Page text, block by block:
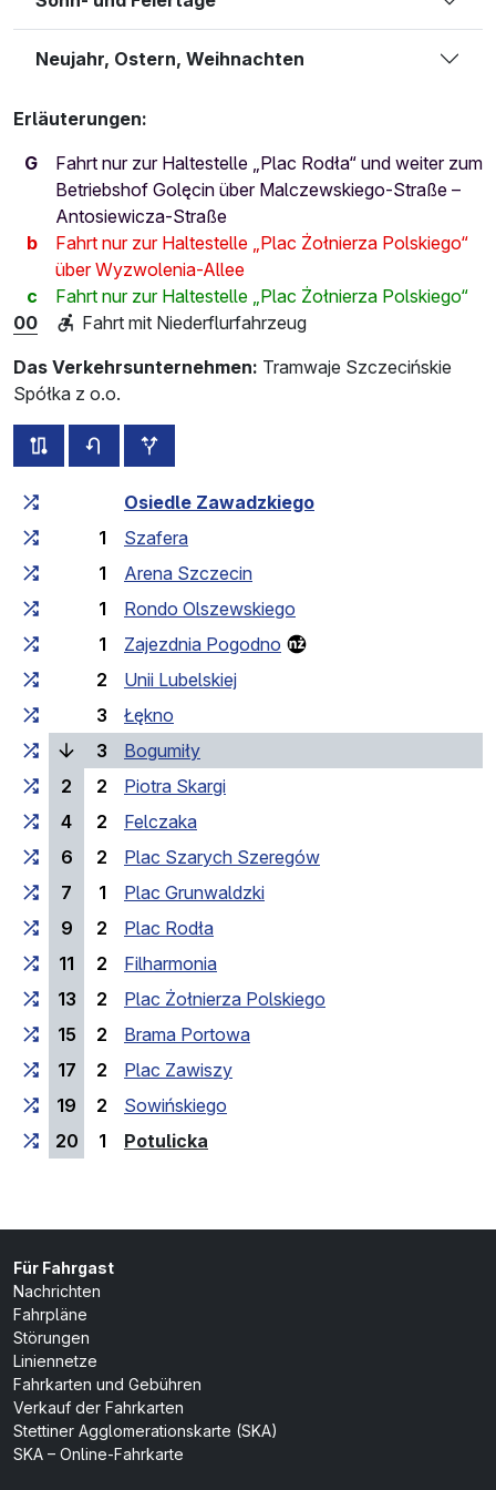
Neujahr, Ostern, Weihnachten
Erläuterungen:
G
Fahrt nur zur Haltestelle „Plac Rodła“ und weiter zum
Betriebshof Golęcin über Malczewskiego-Straße –
Antosiewicza-Straße
b
Fahrt nur zur Haltestelle „Plac Żołnierza Polskiego“
über Wyzwolenia-Allee
c
Fahrt nur zur Haltestelle „Plac Żołnierza Polskiego“
00
Fahrt mit Niederflurfahrzeug
Das Verkehrsunternehmen: Tramwaje Szczecińskie
Spółka z o.o.
alle Strecken dieser Linie
Fahrplan für die Gegenrichtung
Fahrtzeit zunehmend Fahrtzeit zwischen den
Osiedle Zawadzkiego
1
Szafera
1
Arena Szczecin
1
Rondo Olszewskiego
1
Zajezdnia Pogodno
2
Unii Lubelskiej
3
Łękno
3
Bogumiły(laufende Haltestelle)
2
2
Piotra Skargi
4
2
Felczaka
6
2
Plac Szarych Szeregów
7
1
Plac Grunwaldzki
9
2
Plac Rodła
11
2
Filharmonia
13
2
Plac Żołnierza Polskiego
15
2
Brama Portowa
17
2
Plac Zawiszy
19
2
Sowińskiego
20
1 Potulicka
Für Fahrgast
Nachrichten
Fahrpläne
Störungen
Liniennetze
Fahrkarten und Gebühren
Verkauf der Fahrkarten
Stettiner Agglomerationskarte (SKA)
SKA – Online-Fahrkarte